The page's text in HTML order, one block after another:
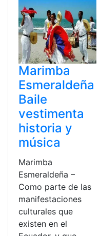
Marimba
Esmeraldeña
Baile
vestimenta
historia y
música
Marimba
Esmeraldeña –
Como parte de las
manifestaciones
culturales que
existen en el